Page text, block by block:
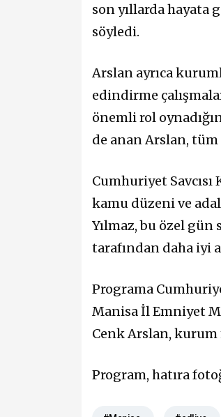
son yıllarda hayata
söyledi.
Arslan ayrıca
edindirme
önemli rol
de anan Arslan,
Cumhuriyet
kamu düzeni ve
Yılmaz, bu özel
tarafından daha iyi
Programa
Manisa İl Emniyet
Cenk Arslan, kurum
Program, hatıra